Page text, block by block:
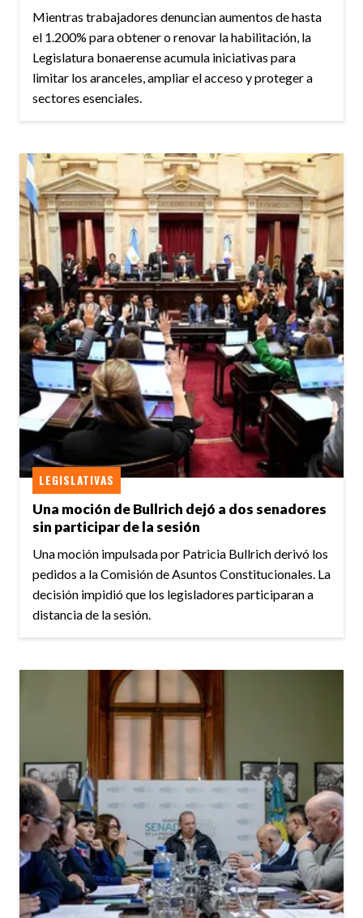
Mientras trabajadores denuncian aumentos de hasta
el 1.200% para obtener o renovar la habilitación, la
Legislatura bonaerense acumula iniciativas para
limitar los aranceles, ampliar el acceso y proteger a
sectores esenciales.
Una moción de Bullrich dejó a dos senadores
sin participar de la sesión
LEGISLATIVAS
Una moción impulsada por Patricia Bullrich derivó los
pedidos a la Comisión de Asuntos Constitucionales. La
decisión impidió que los legisladores participaran a
distancia de la sesión.